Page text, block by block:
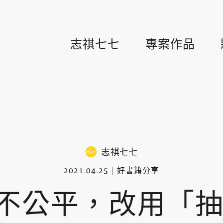
志祺七七 專案作品
志祺七七
2021.04.25 好書籍分享
公平，改用「